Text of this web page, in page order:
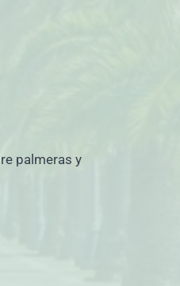
palmeras y